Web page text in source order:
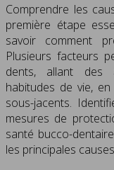
Comprendre les
première étape
savoir comment
Plusieurs facteurs
dents, allant des
habitudes de vie,
sous-jacents.
mesures de
santé bucco-
les principales